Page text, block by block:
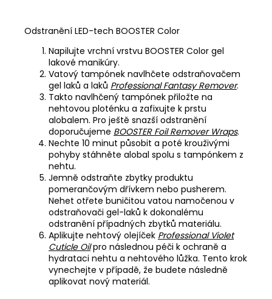
Odstranění LED-tech BOOSTER Color
Napilujte vrchní vrstvu BOOSTER Color gel
lakové manikúry.
Vatový tampónek navlhčete odstraňovačem
gel laků a laků Professional Fantasy Remover.
Takto navlhčený tampónek přiložte na
nehtovou ploténku a zafixujte k prstu
alobalem. Pro ještě snazší odstranění
doporučujeme BOOSTER Foil Remover Wraps.
Nechte 10 minut působit a poté krouživými
pohyby stáhněte alobal spolu s tampónkem z
nehtu.
Jemně odstraňte zbytky produktu
pomerančovým dřívkem nebo pusherem.
Nehet otřete buničitou vatou namočenou v
odstraňovači gel-laků k dokonalému
odstranění případných zbytků materiálu.
Aplikujte nehtový olejíček Professional Violet
Cuticle Oilpro následnou péči k ochraně a
hydrataci nehtu a nehtového lůžka. Tento krok
vynechejte v případě, že budete následně
aplikovat nový materiál.